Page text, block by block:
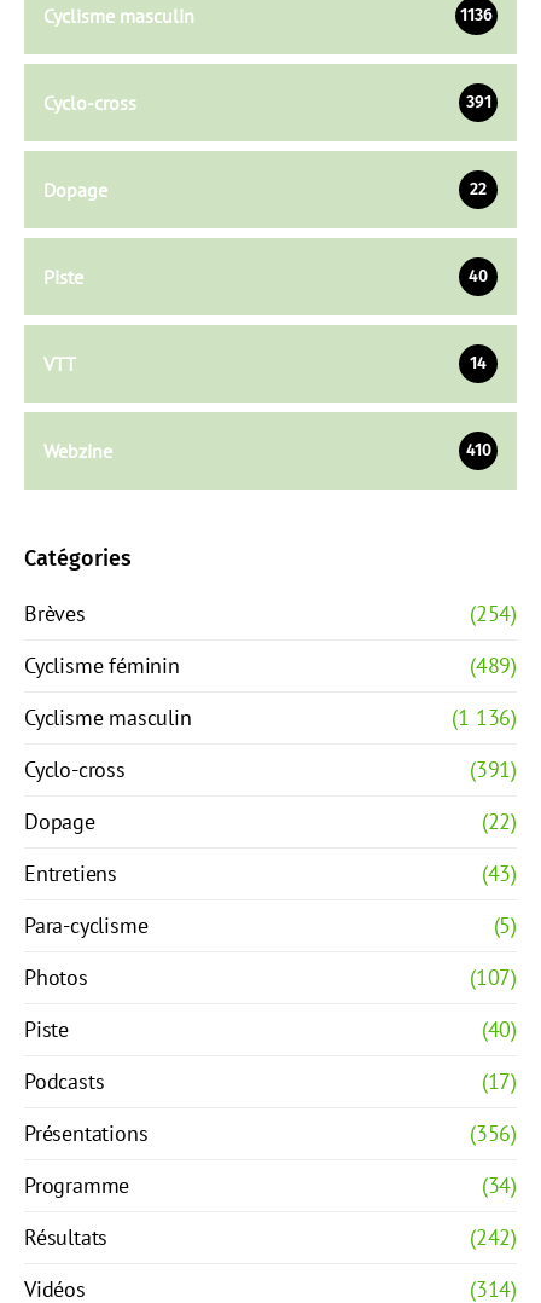
Cyclisme masculin 1136
Cyclo-cross 391
Dopage 22
Piste 40
VTT 14
Webzine 410
Catégories
Brèves
(254)
Cyclisme féminin
(489)
Cyclisme masculin
(1 136)
Cyclo-cross
(391)
Dopage
(22)
Entretiens
(43)
Para-cyclisme
(5)
Photos
(107)
Piste
(40)
Podcasts
(17)
Présentations
(356)
Programme
(34)
Résultats
(242)
Vidéos
(314)